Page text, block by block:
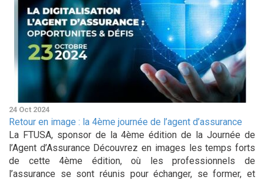
24 Oct 2024
Retour en image : la 4ème journée de l’agent d’assurance
La FTUSA, sponsor de la 4ème édition de la Journée de
l’Agent d’Assurance Découvrez en images les temps forts
de cette 4ème édition, où les professionnels de
l’assurance se sont réunis pour échanger, se former, et